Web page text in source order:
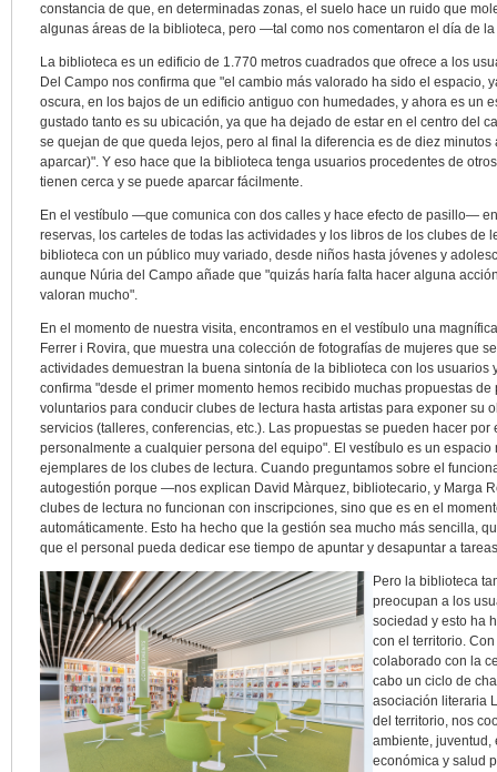
constancia de que, en determinadas zonas, el suelo hace un ruido que
algunas áreas de la biblioteca, pero —tal como nos comentaron el día de
La biblioteca es un edificio de 1.770 metros cuadrados que ofrece a los
Del Campo nos confirma que "el cambio más valorado ha sido el espacio,
oscura, en los bajos de un edificio antiguo con humedades, y ahora es un
gustado tanto es su ubicación, ya que ha dejado de estar en el centro del
se quejan de que queda lejos, pero al final la diferencia es de diez
aparcar)". Y eso hace que la biblioteca tenga usuarios procedentes de
tienen cerca y se puede aparcar fácilmente.
En el vestíbulo —que comunica con dos calles y hace efecto de pasillo—
reservas, los carteles de todas las actividades y los libros de los clubes de
biblioteca con un público muy variado, desde niños hasta jóvenes y
aunque Núria del Campo añade que "quizás haría falta hacer alguna
valoran mucho".
En el momento de nuestra visita, encontramos en el vestíbulo una
Ferrer i Rovira, que muestra una colección de fotografías de mujeres que
actividades demuestran la buena sintonía de la biblioteca con los
confirma "desde el primer momento hemos recibido muchas propuestas
voluntarios para conducir clubes de lectura hasta artistas para exponer su
servicios (talleres, conferencias, etc.). Las propuestas se pueden hacer
personalmente a cualquier persona del equipo". El vestíbulo es un
ejemplares de los clubes de lectura. Cuando preguntamos sobre el
autogestión porque —nos explican David Màrquez, bibliotecario, y Marga
clubes de lectura no funcionan con inscripciones, sino que es en el
automáticamente. Esto ha hecho que la gestión sea mucho más sencilla,
que el personal pueda dedicar ese tiempo de apuntar y desapuntar a
Pero la biblioteca
preocupan a los
sociedad y esto ha
con el territorio.
colaborado con la
cabo un ciclo de
asociación literaria
del territorio, nos
ambiente, juventud,
económica y salud